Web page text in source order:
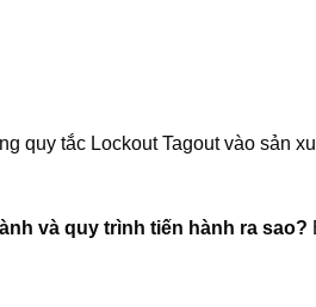
quy tắc Lockout Tagout vào sản
và quy trình tiến hành ra sao?